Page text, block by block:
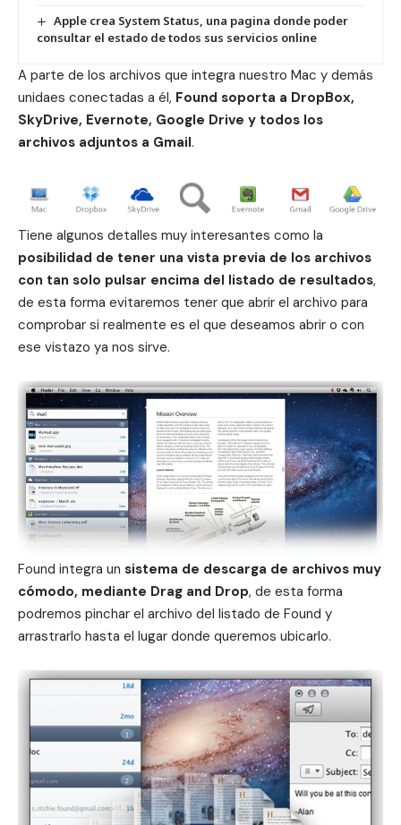
Apple crea System Status, una pagina donde poder
consultar el estado de todos sus servicios online
A parte de los archivos que integra nuestro Mac y demás
unidaes conectadas a él, Found soporta a DropBox,
SkyDrive, Evernote, Google Drive y todos los
archivos adjuntos a Gmail.
Tiene algunos detalles muy interesantes como la
posibilidad de tener una vista previa de los archivos
con tan solo pulsar encima del listado de resultados,
de esta forma evitaremos tener que abrir el archivo para
comprobar si realmente es el que deseamos abrir o con
ese vistazo ya nos sirve.
Found integra un sistema de descarga de archivos muy
cómodo, mediante Drag and Drop, de esta forma
podremos pinchar el archivo del listado de Found y
arrastrarlo hasta el lugar donde queremos ubicarlo.